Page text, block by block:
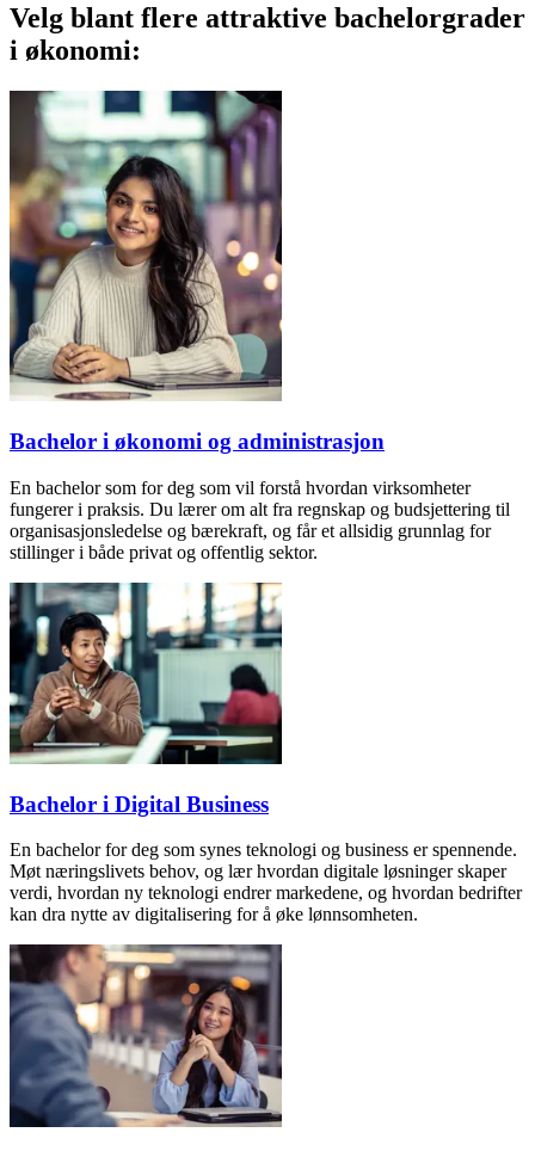
Velg blant flere attraktive bachelorgrader
i økonomi:
Bachelor i økonomi og administrasjon
En bachelor som for deg som vil forstå hvordan virksomheter
fungerer i praksis. Du lærer om alt fra regnskap og budsjettering til
organisasjonsledelse og bærekraft, og får et allsidig grunnlag for
stillinger i både privat og offentlig sektor.
Bachelor i Digital Business
En bachelor for deg som synes teknologi og business er spennende.
Møt næringslivets behov, og lær hvordan digitale løsninger skaper
verdi, hvordan ny teknologi endrer markedene, og hvordan bedrifter
kan dra nytte av digitalisering for å øke lønnsomheten.